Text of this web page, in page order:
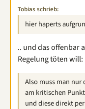
Tobias schrieb:
hier haperts
.. und das offenbar
Regelung töten will:
Also muss man nur
am kritischen
und diese direkt